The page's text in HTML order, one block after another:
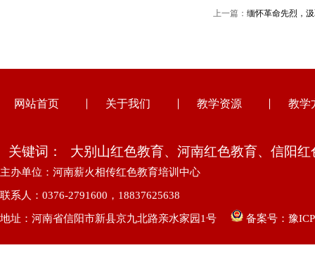
上一篇： 缅怀革命先烈，
网站首页 关于我们 教学资源 教学
关键词： 大别山红色教育、河南红色教育、信阳
主办单位：河南薪火相传红色教育培训中心
联系人：0376-2791600，18837625638
地址：河南省信阳市新县京九北路亲水家园1号 备案号： 豫